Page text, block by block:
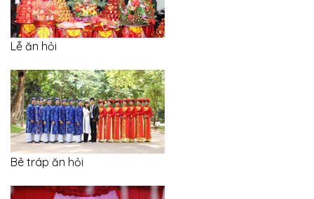
Lễ ăn hỏi
Bê tráp ăn hỏi